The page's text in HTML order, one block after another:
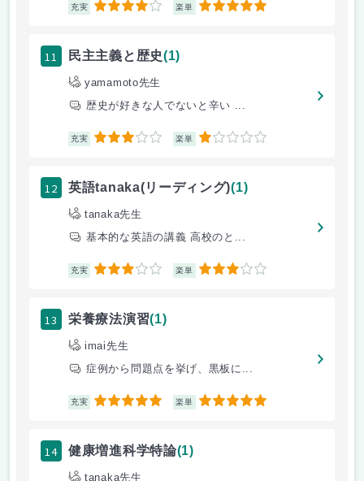
充実 4 楽単 5
11 民主主義と歴史(1)
yamamoto先生
歴史が好きな人でないと辛い ...
充実 3 楽単 1
12 英語tanaka(リーディング)(1)
tanaka先生
基本的な英語の講義 高校のと...
充実 3 楽単 3
13 栄養療法演習(1)
imai先生
症例から問題点を挙げ、黒板に...
充実 5 楽単 5
14 健康増進科学特論(1)
tanaka先生